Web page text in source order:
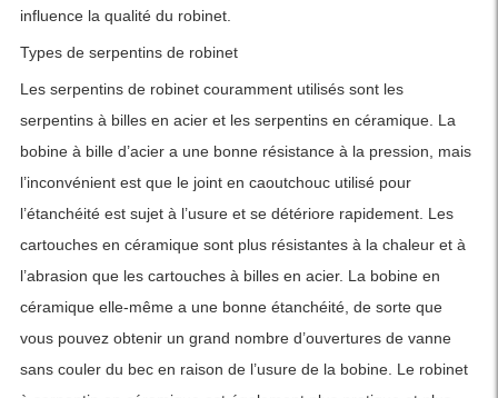
influence la qualité du robinet.
Types de serpentins de robinet
Les serpentins de robinet couramment utilisés sont les
serpentins à billes en acier et les serpentins en céramique. La
bobine à bille d’acier a une bonne résistance à la pression, mais
l’inconvénient est que le joint en caoutchouc utilisé pour
l’étanchéité est sujet à l’usure et se détériore rapidement. Les
cartouches en céramique sont plus résistantes à la chaleur et à
l’abrasion que les cartouches à billes en acier. La bobine en
céramique elle-même a une bonne étanchéité, de sorte que
vous pouvez obtenir un grand nombre d’ouvertures de vanne
sans couler du bec en raison de l’usure de la bobine. Le robinet